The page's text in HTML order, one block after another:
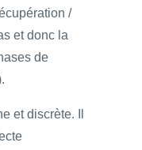
/
et donc la
de
et discrète. Il